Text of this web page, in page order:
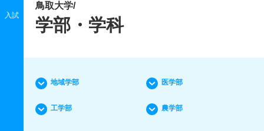
入試
鳥取大学/
学部・学科
地域学部 医学部
工学部 農学部